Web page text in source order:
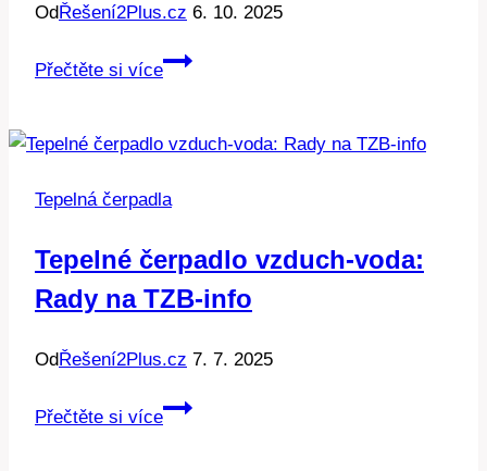
OdŘešení2Plus.cz 6. 10. 2025
Přečtěte si více
Montáž
si
firmy
jak
vybrat
správnou?
Tepelná čerpadla
Tepelné čerpadlo vzduch-voda:
Rady na TZB-info
OdŘešení2Plus.cz 7. 7. 2025
Přečtěte si více
Tepelné